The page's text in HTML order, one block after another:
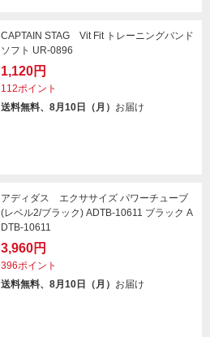
CAPTAIN STAG Vit Fit トレーニングバンド
ソフト UR-0896
1,120円
112ポイント
送料無料、8月10日（月） お届け
アディダス エクササイズ パワーチューブ
(レベル2/ブラック) ADTB-10611 ブラック A
DTB-10611
3,960円
396ポイント
送料無料、8月10日（月） お届け